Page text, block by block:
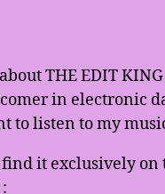
THE EDIT
in electronic
to listen to my
find it exclusively on